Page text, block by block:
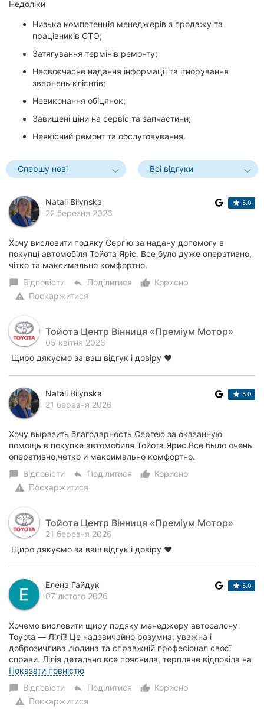
Недоліки
Низька компетенція менеджерів з продажу та
працівників СТО;
Затягування термінів ремонту;
Несвоєчасне надання інформації та ігнорування
звернень клієнтів;
Невиконання обіцянок;
Завищені ціни на сервіс та запчастини;
Неякісний ремонт та обслуговування.
Спершу нові Всі відгуки
Natali Bilynska
22 березня 2026
5.0
Хочу висловити подяку Сергію за надану допомогу в
покупці автомобіля Тойота Яріс. Все було дуже оперативно,
чітко та максимально комфортно.
chat_bubble Відповісти reply Поділитися thumb_up_alt
Корисно
warning Поскаржитися
Тойота Центр Вінниця «Преміум Мотор»
05 квітня 2026
Щиро дякуємо за ваш відгук і довіру ❤️
Natali Bilynska
21 березня 2026
5.0
Хочу выразить благодарность Сергею за оказанную
помощь в покупке автомобиля Тойота Ярис.Все было очень
оперативно,четко и максимально комфортно.
chat_bubble Відповісти reply Поділитися thumb_up_alt
Корисно
warning Поскаржитися
Тойота Центр Вінниця «Преміум Мотор»
21 березня 2026
Щиро дякуємо за ваш відгук і довіру ❤️
Елена Гайдук
07 лютого 2026
5.0
Хочемо висловити щиру подяку менеджеру автосалону
Toyota — Лілії! Це надзвичайно розумна, уважна і
доброзичлива людина та справжній професіонал своєї
справи. Лілія детально все пояснила, терпляче відповіла на
всі наші запитання, допомогла розібратися...
Показати повністю
chat_bubble Відповісти reply Поділитися thumb_up_alt
Корисно
warning Поскаржитися